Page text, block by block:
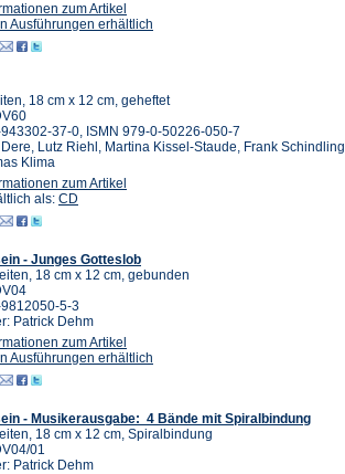
zum Artikel
Ausführungen erhältlich
18 cm x 12 cm, geheftet
943302-37-0, ISMN 979-0-50226-050-7
Lutz Riehl, Martina Kissel-Staude, Frank Schindling
Klima
zum Artikel
als: CD
- Junges Gotteslob
18 cm x 12 cm, gebunden
9812050-5-3
Patrick Dehm
zum Artikel
Ausführungen erhältlich
- Musikerausgabe: 4 Bände mit Spiralbindung
18 cm x 12 cm, Spiralbindung
01
Patrick Dehm